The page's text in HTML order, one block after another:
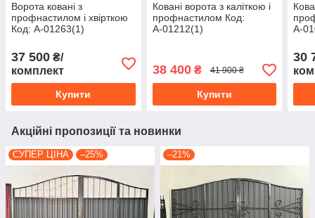
Ворота ковані з
профнастилом і хвірткою
Код: А-01263(1)
37 500 ₴/
комплект
Купити
Ковані ворота з каліткою і
профнастилом Код:
А-01212(1)
38 400₴ 41 900 ₴
Купити
А-
30
Акційні пропозиції та новинки
СУПЕР ЦІНА –25% –21%